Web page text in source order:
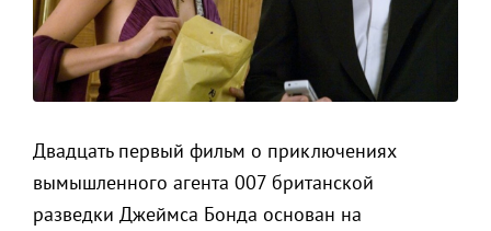
Двадцать первый фильм о приключениях
вымышленного агента 007 британской
разведки Джеймса Бонда основан на